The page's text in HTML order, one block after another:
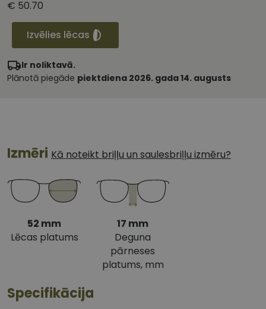
€ 50.70
Izvēlies lēcas
Ir noliktavā.
Plānotā piegāde piektdiena 2026. gada 14. augusts
Izmēri Kā noteikt briļļu un saulesbriļļu izmēru?
52 mm
Lēcas platums
17 mm
Deguna
pārneses
platums, mm
Specifikācija